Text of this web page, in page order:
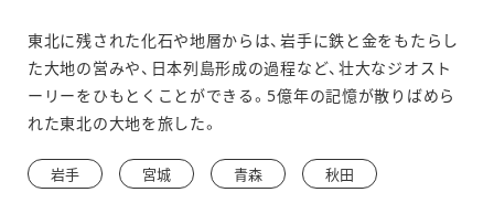
ィ
ン
ウ
東北に残された化石や地層からは、岩手に鉄と金をもたらし
た大地の営みや、日本列島形成の過程など、壮大なジオスト
ーリーをひもとくことができる。5億年の記憶が散りばめら
れた東北の大地を旅した。
岩手 宮城 青森 秋田